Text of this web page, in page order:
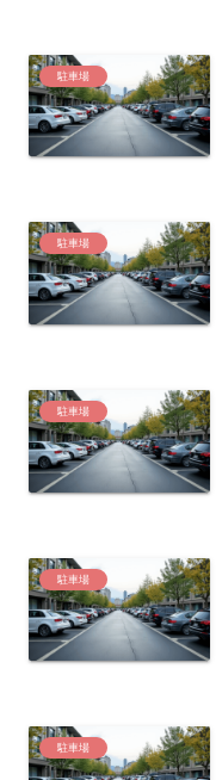
駐車場
駐車場
駐車場
駐車場
駐車場